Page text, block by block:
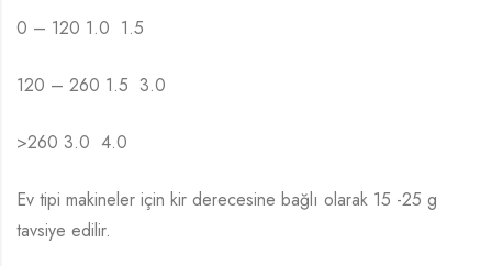
0 – 120 1.0  1.5
120 – 260 1.5  3.0
>260 3.0  4.0
Ev tipi makineler için kir derecesine bağlı olarak 15 -25 g
tavsiye edilir.